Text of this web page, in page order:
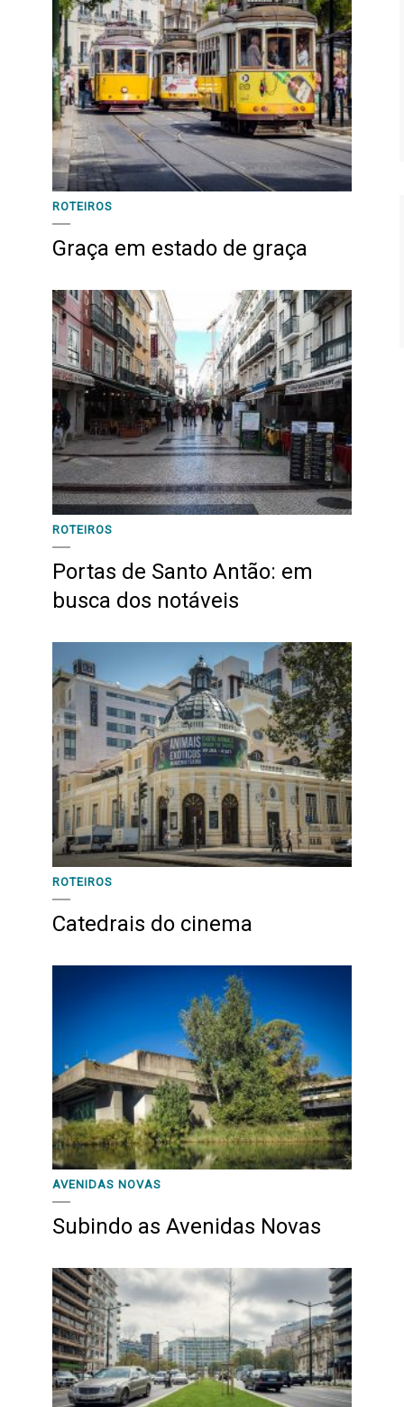
ROTEIROS
Graça em estado de graça
ROTEIROS
Portas de Santo Antão: em
busca dos notáveis
ROTEIROS
Catedrais do cinema
AVENIDAS NOVAS
Subindo as Avenidas Novas